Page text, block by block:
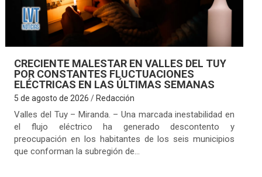
CRECIENTE MALESTAR EN VALLES DEL TUY
POR CONSTANTES FLUCTUACIONES
ELÉCTRICAS EN LAS ÚLTIMAS SEMANAS
5 de agosto de 2026 Redacción
Valles del Tuy – Miranda. – Una marcada inestabilidad en
el flujo eléctrico ha generado descontento y
preocupación en los habitantes de los seis municipios
que conforman la subregión de…